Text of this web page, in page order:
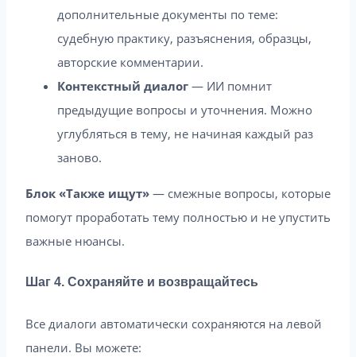
дополнительные документы по теме:
судебную практику, разъяснения, образцы,
авторские комментарии.
Контекстный диалог — ИИ помнит
предыдущие вопросы и уточнения. Можно
углубляться в тему, не начиная каждый раз
заново.
Блок «Также ищут» — смежные вопросы, которые
помогут проработать тему полностью и не упустить
важные нюансы.
Шаг 4. Сохраняйте и возвращайтесь
Все диалоги автоматически сохраняются на левой
панели. Вы можете: